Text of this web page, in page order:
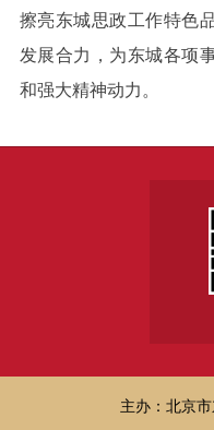
擦亮东城思政工作特色
发展合力，为东城各项
和强大精神动力。
主办：北京